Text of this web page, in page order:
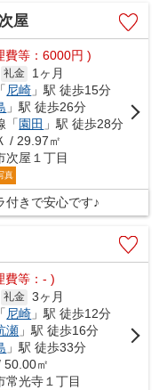
屋
費等：6000円 )
礼金
1ヶ月
尼崎 」駅 徒歩15分
」駅 徒歩26分
「園田 」駅 徒歩28分
/ 29.97㎡
次屋１丁目
真
付きで安心です♪
費等：- )
礼金 3ヶ月
尼崎 」駅 徒歩12分
瀬 」駅 徒歩16分
」駅 徒歩33分
50.00㎡
常光寺１丁目